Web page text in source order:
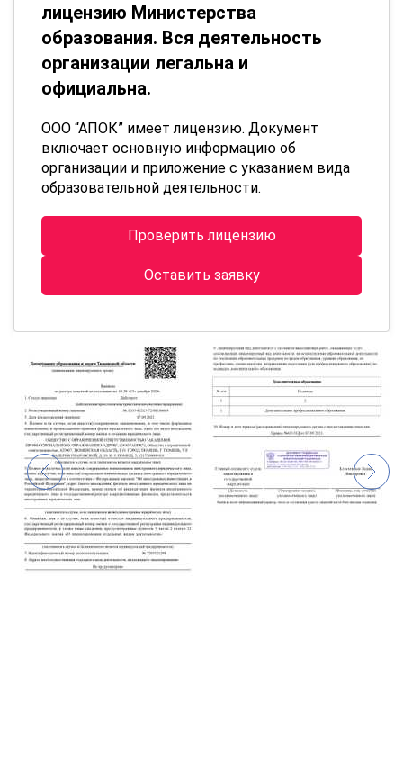
лицензию Министерства
образования. Вся деятельность
организации легальна и
официальна.
ООО “АПОК” имеет лицензию. Документ
включает основную информацию об
организации и приложение с указанием вида
образовательной деятельности.
Проверить лицензию
Оставить заявку